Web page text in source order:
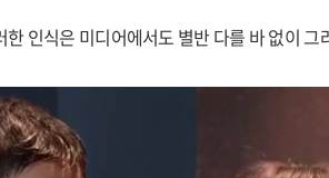
인식은 미디어에서도 별반 다를 바 없이 그